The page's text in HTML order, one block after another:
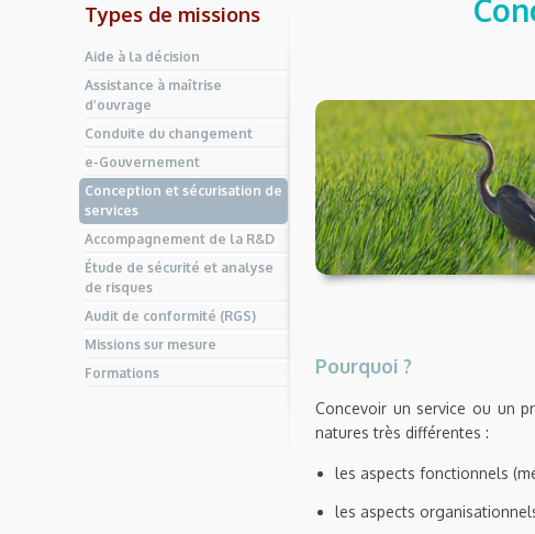
Types de missions
Aide à la décision
Assistance à maîtrise
d’ouvrage
Conduite du changement
e-Gouvernement
Conception et sécurisation de
services
Accompagnement de la R&D
Étude de sécurité et analyse
de risques
Audit de conformité (RGS)
Missions sur mesure
Formations
Pourquoi ?
Concevoir un service ou un
natures très différentes :
les aspects fonctionnels
les aspects